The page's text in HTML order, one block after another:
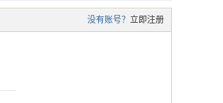
没有账号？ 立即注册